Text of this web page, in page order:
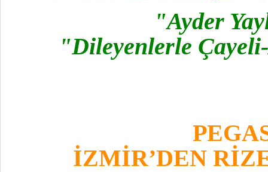
"Ayder
"Dileyenlerle
İZMİR’DEN